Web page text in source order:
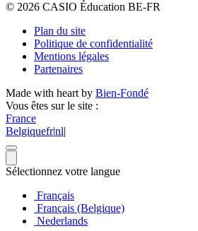
© 2026 CASIO Éducation BE-FR
Plan du site
Politique de confidentialité
Mentions légales
Partenaires
Made with heart by Bien-Fondé
Vous êtes sur le site :
France
Belgiquefr|nl
Sélectionnez votre langue
Français
Français (Belgique)
Nederlands